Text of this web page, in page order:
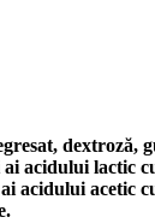
dextroză,
acidului lactic
acidului acetic